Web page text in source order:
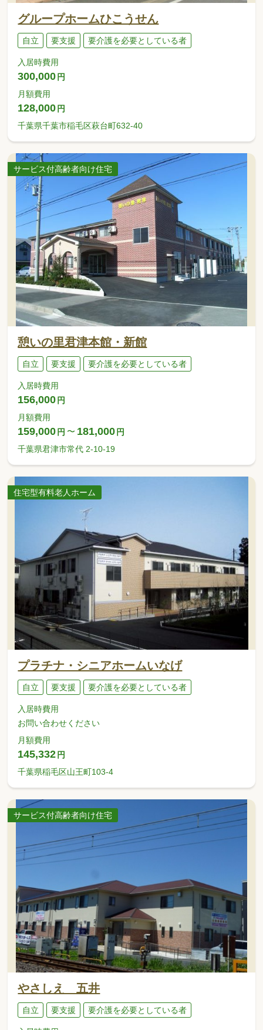
グループホームひこうせん
自立 要支援 要介護を必要としている者
入居時費用
300,000 円
月額費用
128,000 円
千葉県千葉市稲毛区萩台町632-40
サービス付高齢者向け住宅
憩いの里君津本館・新館
自立 要支援 要介護を必要としている者
入居時費用
156,000 円
月額費用
159,000 円 〜 181,000 円
千葉県君津市常代 2-10-19
住宅型有料老人ホーム
プラチナ・シニアホームいなげ
自立 要支援 要介護を必要としている者
入居時費用
お問い合わせください
月額費用
145,332 円
千葉県稲毛区山王町103-4
サービス付高齢者向け住宅
やさしえ 五井
自立 要支援 要介護を必要としている者